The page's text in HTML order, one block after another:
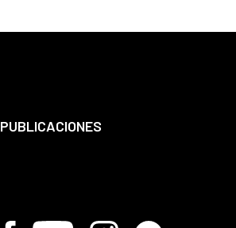
PUBLICACIONES